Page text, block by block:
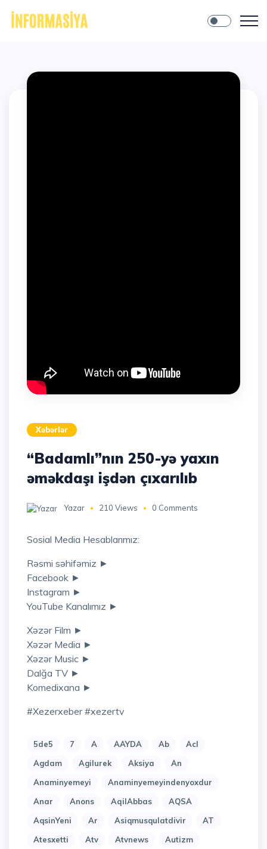
Xəbərlər
“Badamlı”nın 250-yə yaxın
əməkdaşı işdən çıxarılıb
Yazar 210 Views 0 Comments
Sosial Media Hesablarımız:
Rəsmi səhifəmiz ►
Facebook ►
Instagram ►
YouTube Kanalımız ►
Xəzər Film ►
Xəzər Media ►
Xəzər Music ►
Dalğa TV ►
Komedixana ►
#xezerxeber #xezertv
5de5 7 A AAYDA Ab
Acl
Agdam
Agilurek Aksiya
An
Anaminyemeyi
Anaminyemeyindenyoxdur
Anar
Anons AqilAbbas
AQSA
AqsinYeni
Ar Asiqmusqulatdivir
AT
Atesxetti
Atv Atvnews
Autizm